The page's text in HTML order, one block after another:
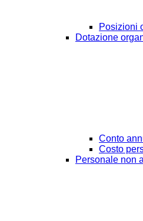
Posizioni
Dotazione
Conto
Costo
Personale non